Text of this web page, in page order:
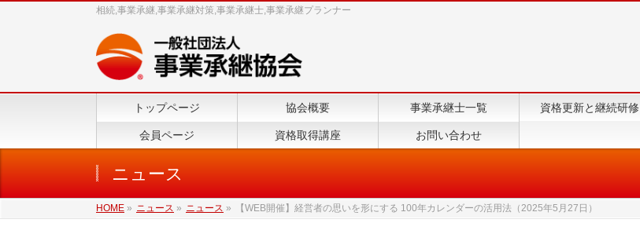
相続,事業承継,事業承継対策,事業承継士,事業承継プランナー
トップページ 協会概要 事業承継士一覧 資格更新と継続研修
会員ページ 資格取得講座 お問い合わせ
ニュース
HOME » ニュース » ニュース » 【WEB開催】経営者の思いを形にする 100年カレンダーの活用法（2025年5月27日）